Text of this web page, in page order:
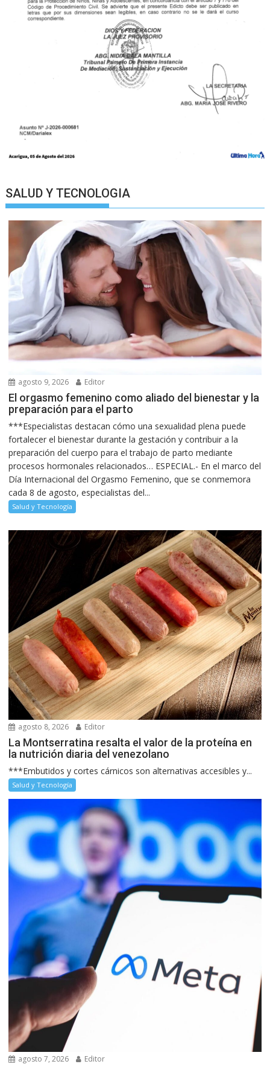
SALUD Y TECNOLOGIA
agosto 9, 2026 Editor
El orgasmo femenino como aliado del bienestar y la
preparación para el parto
***Especialistas destacan cómo una sexualidad plena puede
fortalecer el bienestar durante la gestación y contribuir a la
preparación del cuerpo para el trabajo de parto mediante
procesos hormonales relacionados… ESPECIAL.- En el marco del
Día Internacional del Orgasmo Femenino, que se conmemora
cada 8 de agosto, especialistas del...
Salud y Tecnología
agosto 8, 2026 Editor
La Montserratina resalta el valor de la proteína en
la nutrición diaria del venezolano
***Embutidos y cortes cárnicos son alternativas accesibles y...
Salud y Tecnología
agosto 7, 2026 Editor